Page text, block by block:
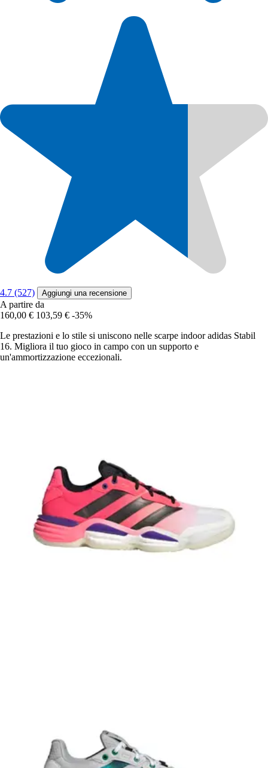
4.7 (527) Aggiungi una recensione
A partire da
160,00 € 103,59 € -35%
Le prestazioni e lo stile si uniscono nelle scarpe indoor adidas Stabil
16. Migliora il tuo gioco in campo con un supporto e
un'ammortizzazione eccezionali.